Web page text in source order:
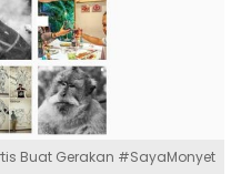
Buat Gerakan #SayaMonyet